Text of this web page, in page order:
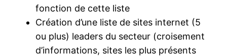
fonction de cette liste
Création d’une liste de sites internet (5
ou plus) leaders du secteur (croisement
d’informations, sites les plus présents